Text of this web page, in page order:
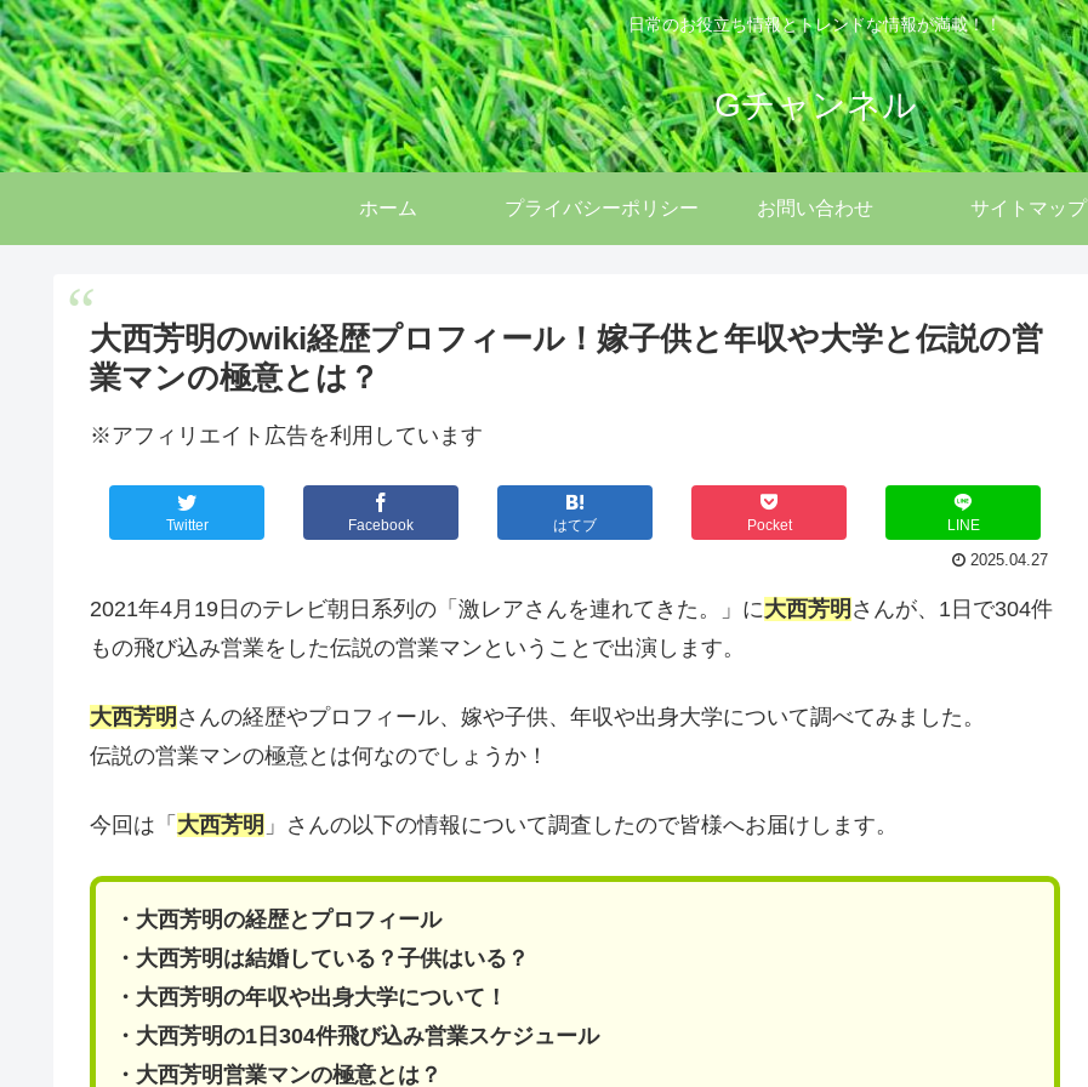
日常のお役立ち情報とトレンドな情報が満載！！
Gチャンネル
ホーム プライバシーポリシー お問い合わせ サイトマップ
大西芳明のwiki経歴プロフィール！嫁子供と年収や大学と伝説の営
業マンの極意とは？
※アフィリエイト広告を利用しています
Twitter Facebook はてブ Pocket LINE
2025.04.27
2021年4月19日のテレビ朝日系列の「激レアさんを連れてきた。」に大西芳明 さんが、1日で304件
もの飛び込み営業をした伝説の営業マンということで出演します。
大西芳明 さんの経歴やプロフィール、嫁や子供、年収や出身大学について調べてみました。
伝説の営業マンの極意とは何なのでしょうか！
今回は「 大西芳明 」さんの以下の情報について調査したので皆様へお届けします。
・大西芳明の経歴とプロフィール
・大西芳明は結婚している？子供はいる？
・大西芳明の年収や出身大学について！
・大西芳明の1日304件飛び込み営業スケジュール
・大西芳明営業マンの極意とは？